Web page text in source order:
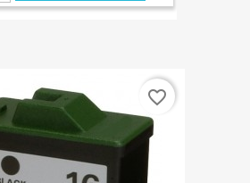
favorite_border